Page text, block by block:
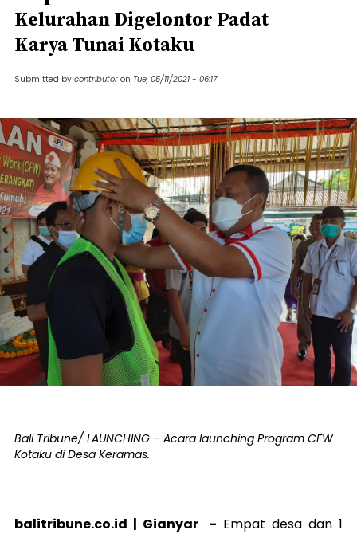
Kelurahan Digelontor Padat
Karya Tunai Kotaku
Submitted by contributor on Tue, 05/11/2021 - 06:17
Bali Tribune/ LAUNCHING – Acara launching Program CFW
Kotaku di Desa Keramas.
balitribune.co.id | Gianyar - Empat desa dan 1